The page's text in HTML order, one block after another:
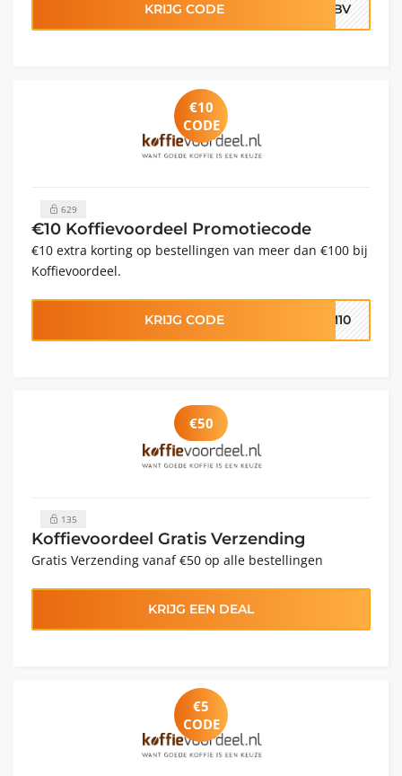
KRIJG CODE 29BV
€10
CODE
629
€10 Koffievoordeel Promotiecode
€10 extra korting op bestellingen van meer dan €100 bij
Koffievoordeel.
KRIJG CODE OM10
€50
135
Koffievoordeel Gratis Verzending
Gratis Verzending vanaf €50 op alle bestellingen
KRIJG EEN DEAL
€5
CODE